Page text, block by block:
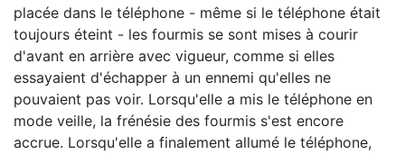
placée dans le téléphone - même si le téléphone était
toujours éteint - les fourmis se sont mises à courir
d'avant en arrière avec vigueur, comme si elles
essayaient d'échapper à un ennemi qu'elles ne
pouvaient pas voir. Lorsqu'elle a mis le téléphone en
mode veille, la frénésie des fourmis s'est encore
accrue. Lorsqu'elle a finalement allumé le téléphone,